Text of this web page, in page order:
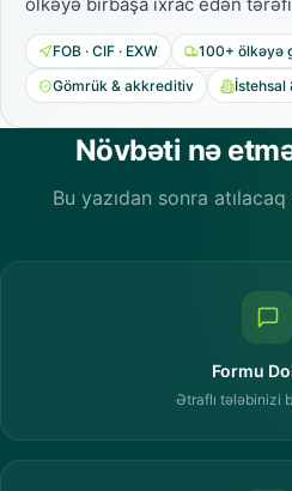
FOB · CIF · EXW
100+ ölkəyə
Gömrük & akkreditiv
İstehsal
Növbəti nə
Bu yazıdan sonra
Formu
Ətraflı tələbinizi